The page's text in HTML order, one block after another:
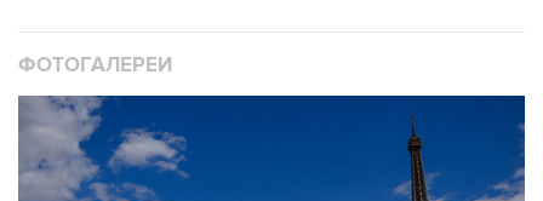
ФОТОГАЛЕРЕИ